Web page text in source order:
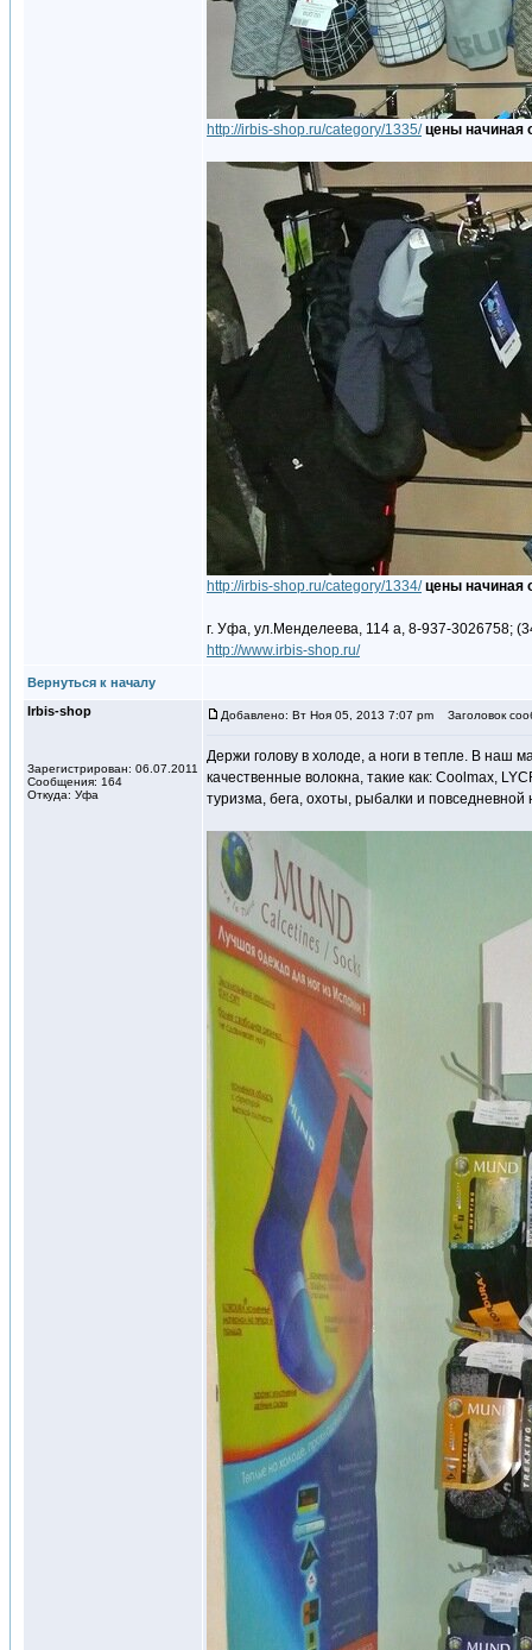
http://irbis-shop.ru/category/1335/ цены начиная
http://irbis-shop.ru/category/1334/ цены начиная
г. Уфа, ул.Менделеева, 114 а, 8-937-3026758;
http://www.irbis-shop.ru/
Вернуться к началу
Irbis-shop
Зарегистрирован: 06.07.2011
Сообщения: 164
Откуда: Уфа
Добавлено: Вт Ноя 05, 2013 7:07 pm Заголовок
Держи голову в холоде, а ноги в тепле. В наш
качественные волокна, такие как: Coolmax,
туризма, бега, охоты, рыбалки и повседневной